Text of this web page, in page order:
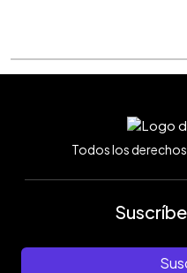
Todos los